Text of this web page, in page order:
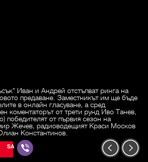
Иван и Андрей отстъпват ринга на
предаване. Заместникът им ще бъде
в онлайн гласуване, а сред
коментаторът от трети рунд Иво Танев,
победителят от първия сезон на
Жечев, радиоводещият Краси Москов
Константинов.
SAVE